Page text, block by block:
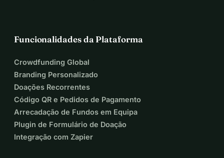
Funcionalidades da Plataforma
Crowdfunding Global
Branding Personalizado
Doações Recorrentes
Código QR e Pedidos de Pagamento
Arrecadação de Fundos em Equipa
Plugin de Formulário de Doação
Integração com Zapier